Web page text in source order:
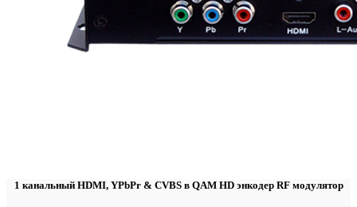
1 канальный HDMI, YPbPr & CVBS в QAM HD энкодер RF модулятор